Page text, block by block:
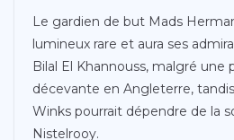
Le gardien de but Mads
lumineux rare et aura ses
Bilal El Khannouss, malgré une
décevante en Angleterre,
Winks pourrait dépendre de la
Nistelrooy.